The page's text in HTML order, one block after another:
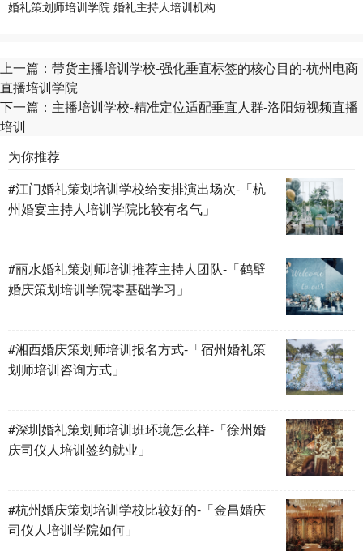
婚礼策划师培训学院 婚礼主持人培训机构
上一篇： 带货主播培训学校-强化垂直标签的核心目的-杭州电商
直播培训学院
下一篇： 主播培训学校-精准定位适配垂直人群-洛阳短视频直播
培训
为你推荐
#江门婚礼策划培训学校给安排演出场次-「杭
州婚宴主持人培训学院比较有名气」
#丽水婚礼策划师培训推荐主持人团队-「鹤壁
婚庆策划培训学院零基础学习」
#湘西婚庆策划师培训报名方式-「宿州婚礼策
划师培训咨询方式」
#深圳婚礼策划师培训班环境怎么样-「徐州婚
庆司仪人培训签约就业」
#杭州婚庆策划培训学校比较好的-「金昌婚庆
司仪人培训学院如何」